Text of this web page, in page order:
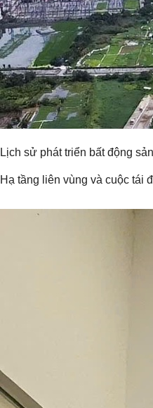
Lịch sử phát triển bất động
Hạ tầng liên vùng và cuộc tái